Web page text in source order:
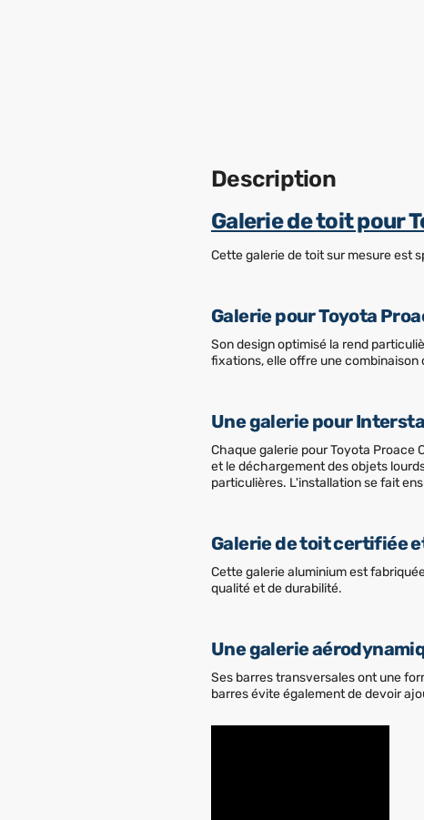
Description
Galerie de toit pour
Cette galerie de toit sur mesure est
Galerie pour Toyota
Son design optimisé la rend
fixations, elle offre une
Une galerie pour
Chaque galerie pour Toyota
et le déchargement des objets
particulières. L'installation se fait
Galerie de toit certifiée
Cette galerie aluminium est
qualité et de durabilité.
Une galerie
Ses barres transversales ont une
barres évite également de devoir